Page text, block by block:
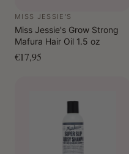
MISS JESSIE'S
Miss Jessie's Grow Strong
Mafura Hair Oil 1.5 oz
€17,95